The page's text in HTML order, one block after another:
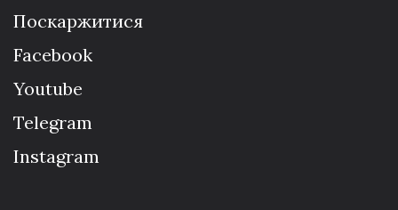
Поскаржитися
Facebook
Youtube
Telegram
Instagram